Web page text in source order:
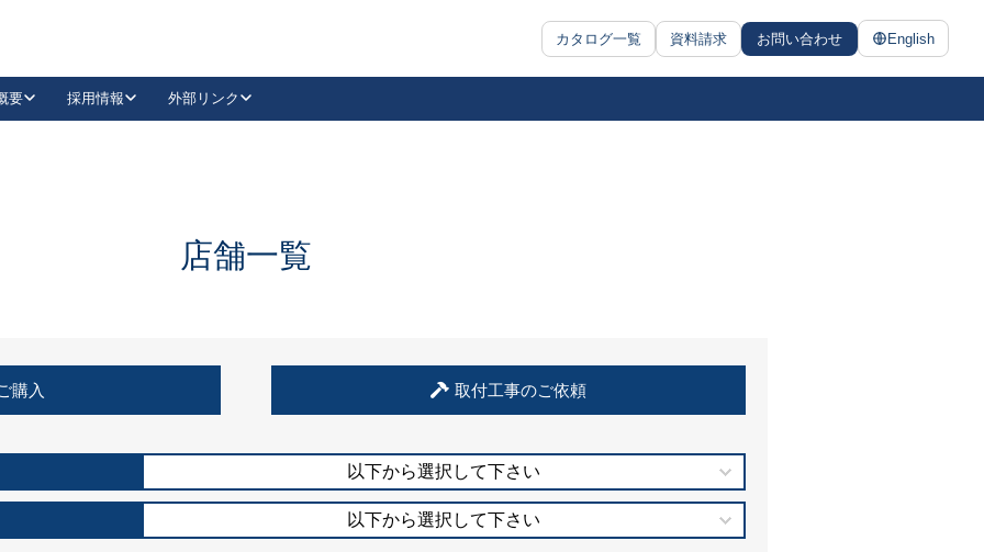
カタログ一覧 資料請求 お問い合わせ English
抗ウイルス・抗菌製品
要 採用情報 外部リンク
LinkedIn
住宅使用部材標準化推進協議会
店舗一覧
購入 取付工事のご依頼
以下から選択して下さい
以下から選択して下さい